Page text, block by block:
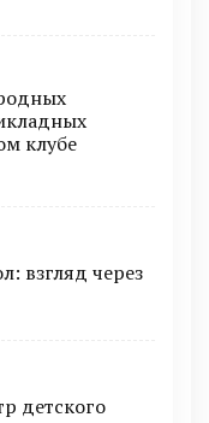
клубе
взгляд через
детского